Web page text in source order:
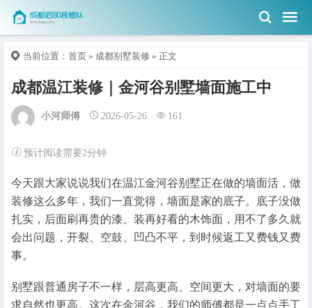
当前位置： 首页 » 成都别墅装修 » 正文
成都温江装修｜金河谷别墅墙面施工中
小河师傅 2026-05-26 161
预计阅读需要2分钟
今天跟大家说说我们在温江金河谷别墅正在做的墙面活，做
装修这么多年，我们一直觉得，墙面是家的底子。底子没做
扎实，后面刷再贵的漆、装再好看的木饰面，用不了多久就
会出问题，开裂、空鼓、凹凸不平，到时候返工又费钱又费
事。
别墅跟普通房子不一样，层高更高、空间更大，对墙面的要
求自然也更高。这次在金河谷，我们的师傅都是一点点手工